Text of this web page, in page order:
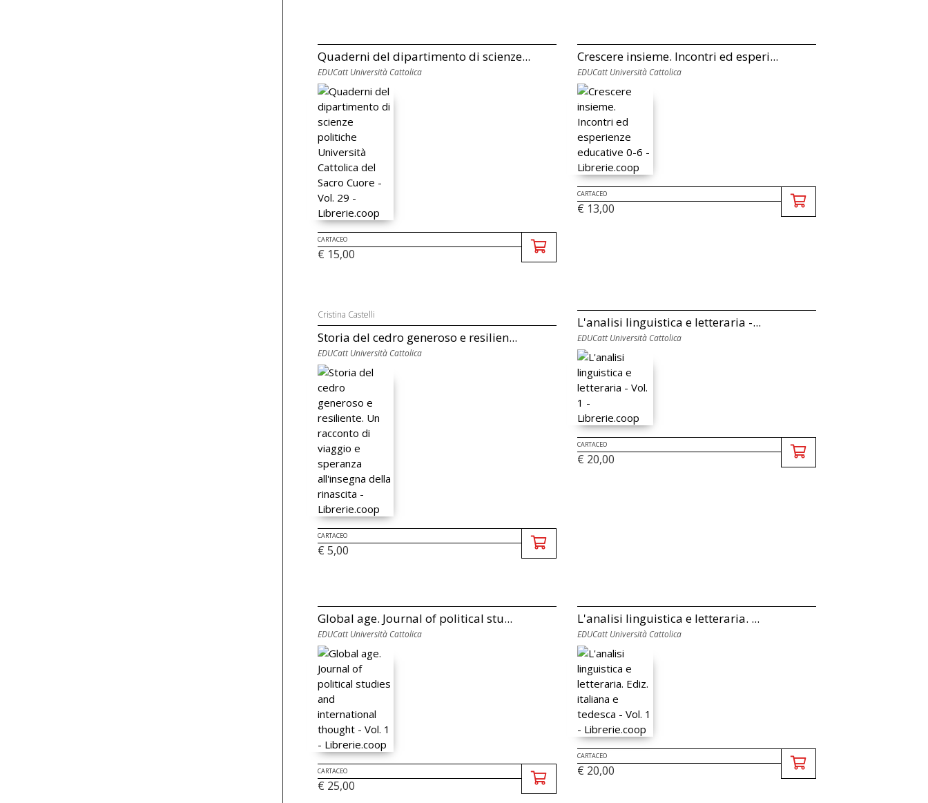
Quaderni del dipartimento di scienze...
EDUCatt Università Cattolica
CARTACEO
€ 15,00
Crescere insieme. Incontri ed esperi...
EDUCatt Università Cattolica
CARTACEO
€ 13,00
Cristina Castelli
Storia del cedro generoso e resilien...
EDUCatt Università Cattolica
CARTACEO
€ 5,00
L'analisi linguistica e letteraria -...
EDUCatt Università Cattolica
CARTACEO
€ 20,00
Global age. Journal of political stu...
EDUCatt Università Cattolica
CARTACEO
€ 25,00
L'analisi linguistica e letteraria. ...
EDUCatt Università Cattolica
CARTACEO
€ 20,00